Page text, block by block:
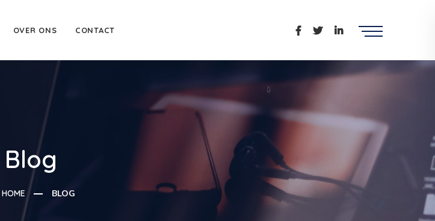
OVER ONS CONTACT
Blog
HOME BLOG